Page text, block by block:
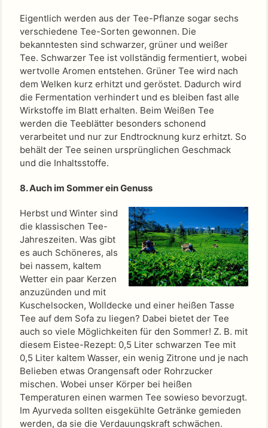
Eigentlich werden aus der Tee-Pflanze sogar sechs
verschiedene Tee-Sorten gewonnen. Die
bekanntesten sind schwarzer, grüner und weißer
Tee. Schwarzer Tee ist vollständig fermentiert, wobei
wertvolle Aromen entstehen. Grüner Tee wird nach
dem Welken kurz erhitzt und geröstet. Dadurch wird
die Fermentation verhindert und es bleiben fast alle
Wirkstoffe im Blatt erhalten. Beim Weißen Tee
werden die Teeblätter besonders schonend
verarbeitet und nur zur Endtrocknung kurz erhitzt. So
behält der Tee seinen ursprünglichen Geschmack
und die Inhaltsstoffe.
8. Auch im Sommer ein Genuss
Herbst und Winter sind
die klassischen Tee-
Jahreszeiten. Was gibt
es auch Schöneres, als
bei nassem, kaltem
Wetter ein paar Kerzen
anzuzünden und mit
Kuschelsocken, Wolldecke und einer heißen Tasse
Tee auf dem Sofa zu liegen? Dabei bietet der Tee
auch so viele Möglichkeiten für den Sommer! Z. B. mit
diesem Eistee-Rezept: 0,5 Liter schwarzen Tee mit
0,5 Liter kaltem Wasser, ein wenig Zitrone und je nach
Belieben etwas Orangensaft oder Rohrzucker
mischen. Wobei unser Körper bei heißen
Temperaturen einen warmen Tee sowieso bevorzugt.
Im Ayurveda sollten eisgekühlte Getränke gemieden
werden, da sie die Verdauungskraft schwächen.